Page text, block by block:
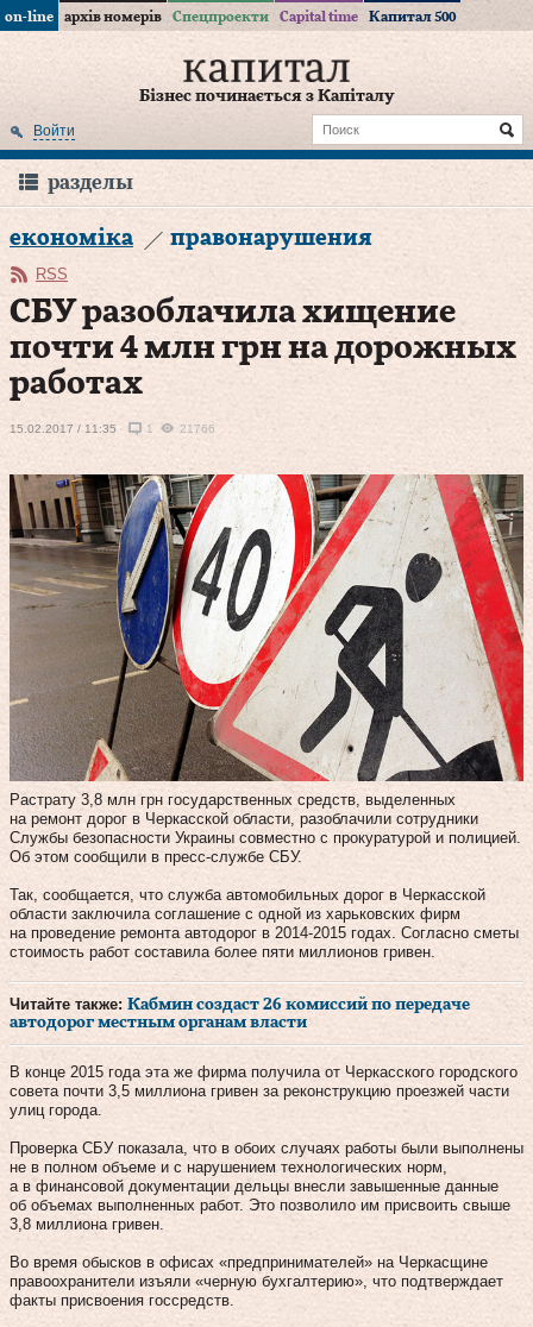
on-line архів номерів Спецпроекти Capital time Капитал 500
Бізнес починається з Капіталу
Войти
разделы
економіка правонарушения
RSS
СБУ разоблачила хищение
почти 4 млн грн на дорожных
работах
15.02.2017 / 11:35 1 21766
Растрату 3,8 млн грн государственных средств, выделенных
на ремонт дорог в Черкасской области, разоблачили сотрудники
Службы безопасности Украины совместно с прокуратурой и полицией.
Об этом сообщили в пресс-службе СБУ.
Так, сообщается, что служба автомобильных дорог в Черкасской
области заключила соглашение с одной из харьковских фирм
на проведение ремонта автодорог в 2014-2015 годах. Согласно сметы
стоимость работ составила более пяти миллионов гривен.
Читайте также: Кабмин создаст 26 комиссий по передаче
автодорог местным органам власти
В конце 2015 года эта же фирма получила от Черкасского городского
совета почти 3,5 миллиона гривен за реконструкцию проезжей части
улиц города.
Проверка СБУ показала, что в обоих случаях работы были выполнены
не в полном объеме и с нарушением технологических норм,
а в финансовой документации дельцы внесли завышенные данные
об объемах выполненных работ. Это позволило им присвоить свыше
3,8 миллиона гривен.
Во время обысков в офисах «предпринимателей» на Черкасщине
правоохранители изъяли «черную бухгалтерию», что подтверждает
факты присвоения госсредств.